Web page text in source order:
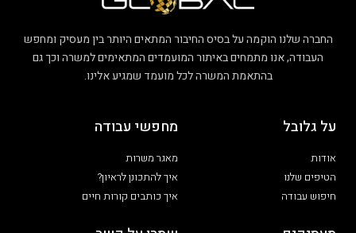
החברה שלנו הוקמה על בסיס החיבור המתאים היותר בין מעסיק ומחפש
העבודה, אנו מתמחים באיתור המועמדים המתאימים למשרה וכך גם
בהתאמת המשרה לכל מועמד שמגיע אלינו.
על גלובל
אודות
הטיפים שלנו
חיפוש עבודה
מחפשי עבודה
מאגר משרות
איך להתכונן לראיון?
איך כותבים קורות חיים